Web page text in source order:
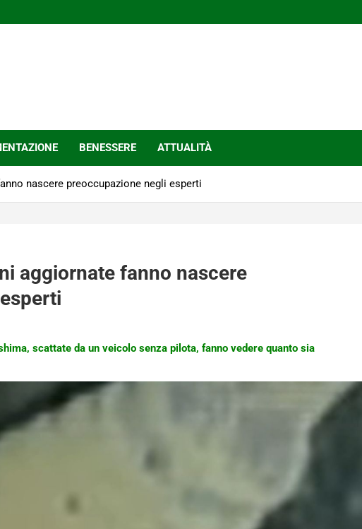
BENESSERE ATTUALITÀ
nascere preoccupazione negli esperti
aggiornate fanno nascere
scattate da un veicolo senza pilota, fanno vedere quanto sia